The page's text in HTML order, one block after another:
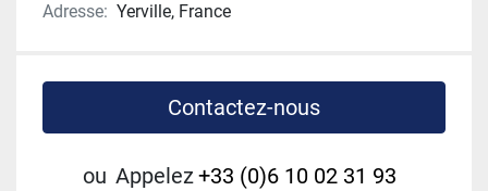
Adresse: Yerville, France
Contactez-nous
ou Appelez+33 (0)6 10 02 31 93